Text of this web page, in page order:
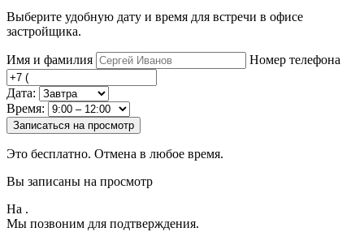
Выберите удобную дату и время для встречи в офисе
застройщика.
Имя и фамилия Номер телефона
Дата:
Время:
Записаться на просмотр
Это бесплатно. Отмена в любое время.
Вы записаны на просмотр
На .
Мы позвоним для подтверждения.